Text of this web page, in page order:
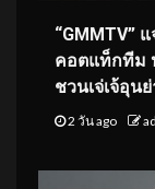
“GMMTV”
คอตแท็กทีม
ชวนเจ่เจ้อุน
2 วัน ago